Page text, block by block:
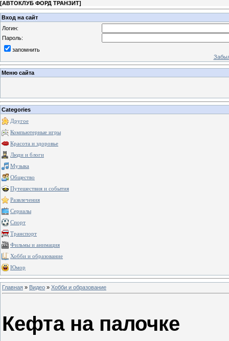
[АВТОКЛУБ ФОРД ТРАНЗИТ]
Вход на сайт
Логин:
Пароль:
запомнить
Меню сайта
Categories
Другое
Компьютерные игры
Красота и здоровье
Люди и блоги
Музыка
Общество
Путешествия и события
Развлечения
Сериалы
Спорт
Транспорт
Фильмы и анимация
Хобби и образование
Юмор
Главная » Видео » Хобби и образование
Кефта на палочке